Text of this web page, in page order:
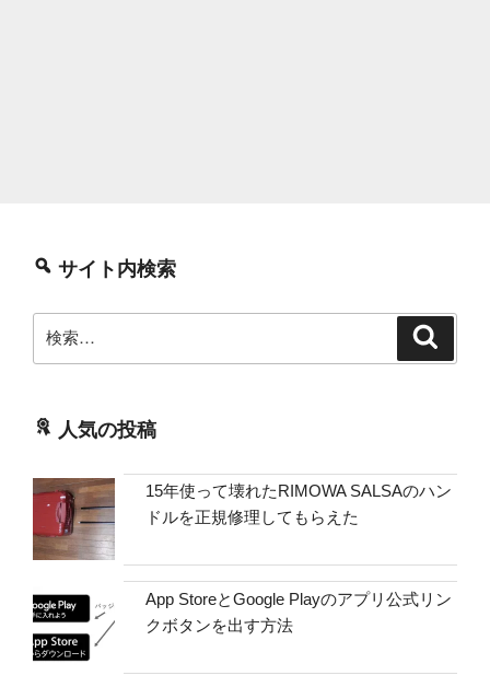
サイト内検索
索:
人気の投稿
15年使って壊れたRIMOWA SALSAのハン
ドルを正規修理してもらえた
App StoreとGoogle Playのアプリ公式リン
クボタンを出す方法